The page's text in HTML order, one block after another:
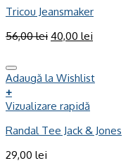
Tricou Jeansmaker
56,00lei 40,00 lei
Adaugă la Wishlist
+
Vizualizare rapidă
Randal Tee Jack & Jones
29,00 lei